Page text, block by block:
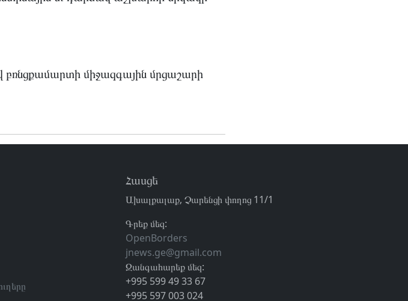
միջազգային մրցաշարի
Հասցե
Ախալքալաք, Չարենցի փողոց 11/1
Գրեք մեզ:
OpenBorders
jnews.ge@gmail.com
Զանգահարեք մեզ:
+995 599 49 33 67
+995 597 003 024